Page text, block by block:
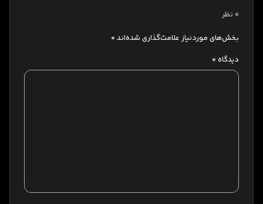
0 نظر
بخش‌های موردنیاز علامت‌گذاری شده‌اند*
دیدگاه*